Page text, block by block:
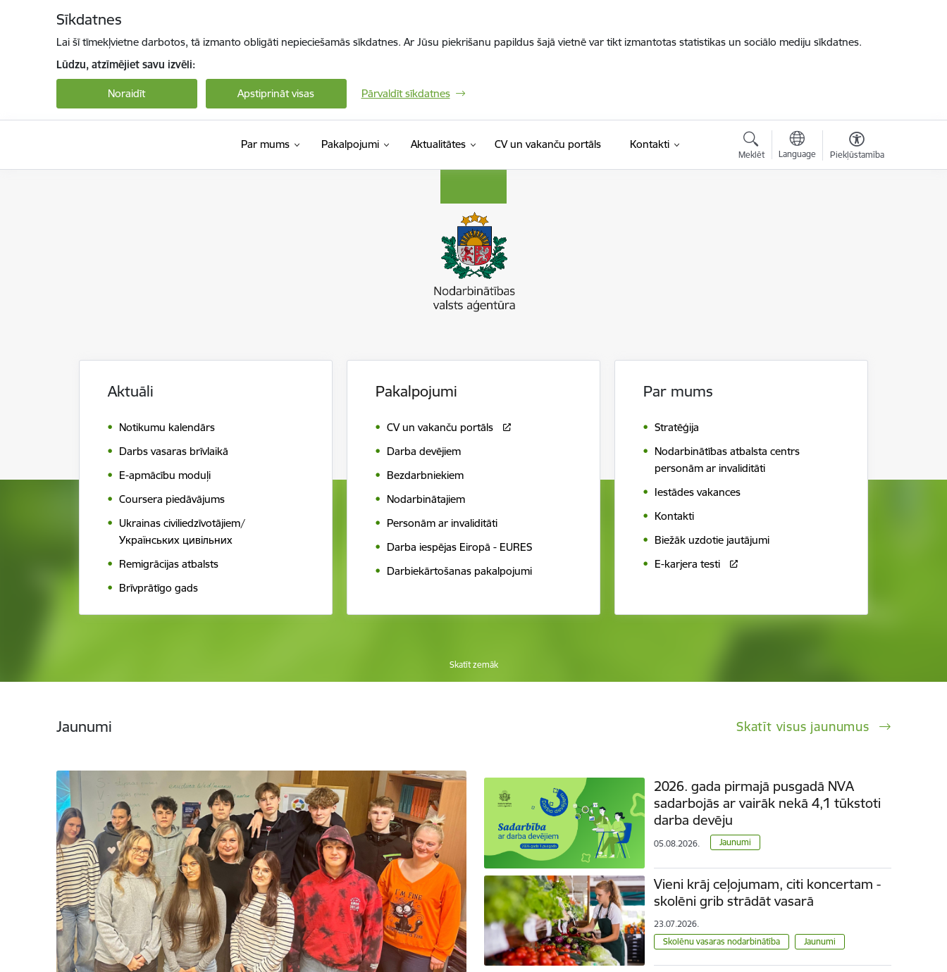
Sīkdatnes
Lai šī tīmekļvietne darbotos, tā izmanto obligāti nepieciešamās sīkdatnes. Ar Jūsu piekrišanu papildus šajā vietnē var tikt izmantotas statistikas un sociālo mediju sīkdatnes.
Lūdzu, atzīmējiet savu izvēli:
Noraidīt Apstiprināt visas Pārvaldīt sīkdatnes
Par mums Pakalpojumi Aktualitātes CV un vakanču portāls(Ārējā saite)
Kontakti
Meklēt Language Piekļūstamība
Aktuāli
Notikumu kalendār s
Darbs vasaras brīvlaikā
E-apmācību moduļi
Coursera piedāvājums
Ukrainas civiliedzīvotājiem/
Українських цивільних
Remigrācijas atbalsts
Brīvprātīgo gads
Pakalpojumi
CV un vakanču portāls
Darba devējiem
Bezdarbniekiem
Nodarbinātajiem
Personām ar invaliditāti
Darba iespējas Eiropā - EURES
Darbiekārtošanas pakalpojumi
Par mums
Stratēģija
Nodarbinātības atbalsta centrs
personām ar invaliditāti
Iestādes vakances
Kontakti
Biežāk uzdotie jautājumi
E-karjera testi
Skatīt zemāk
Jaunumi Skatīt visus jaunumus
2026. gada pirmajā pusgadā NVA
sadarbojās ar vairāk nekā 4,1 tūkstoti
darba devēju
05.08.2026. Jaunumi
Vieni krāj ceļojumam, citi koncertam -
skolēni grib strādāt vasarā
23.07.2026.
Skolēnu vasaras nodarbinātība
Jaunumi